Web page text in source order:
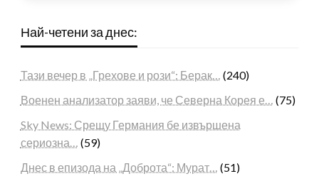
Най-четени за днес:
Тази вечер в „Грехове и рози“: Берак… (240)
Военен анализатор заяви, че Северна Корея е… (75)
Sky News: Срещу Германия бе извършена
сериозна… (59)
Днес в епизода на „Доброта“: Мурат… (51)